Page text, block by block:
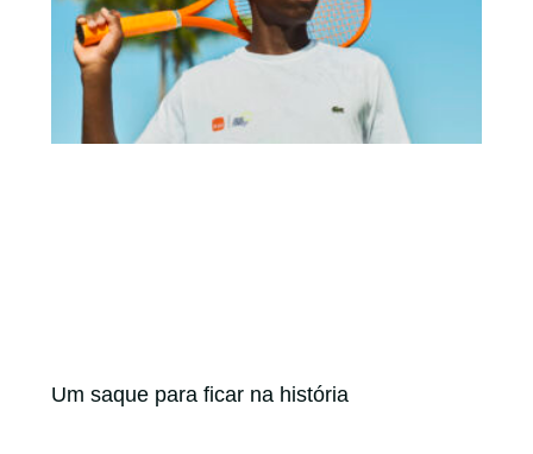
Um saque para ficar na história